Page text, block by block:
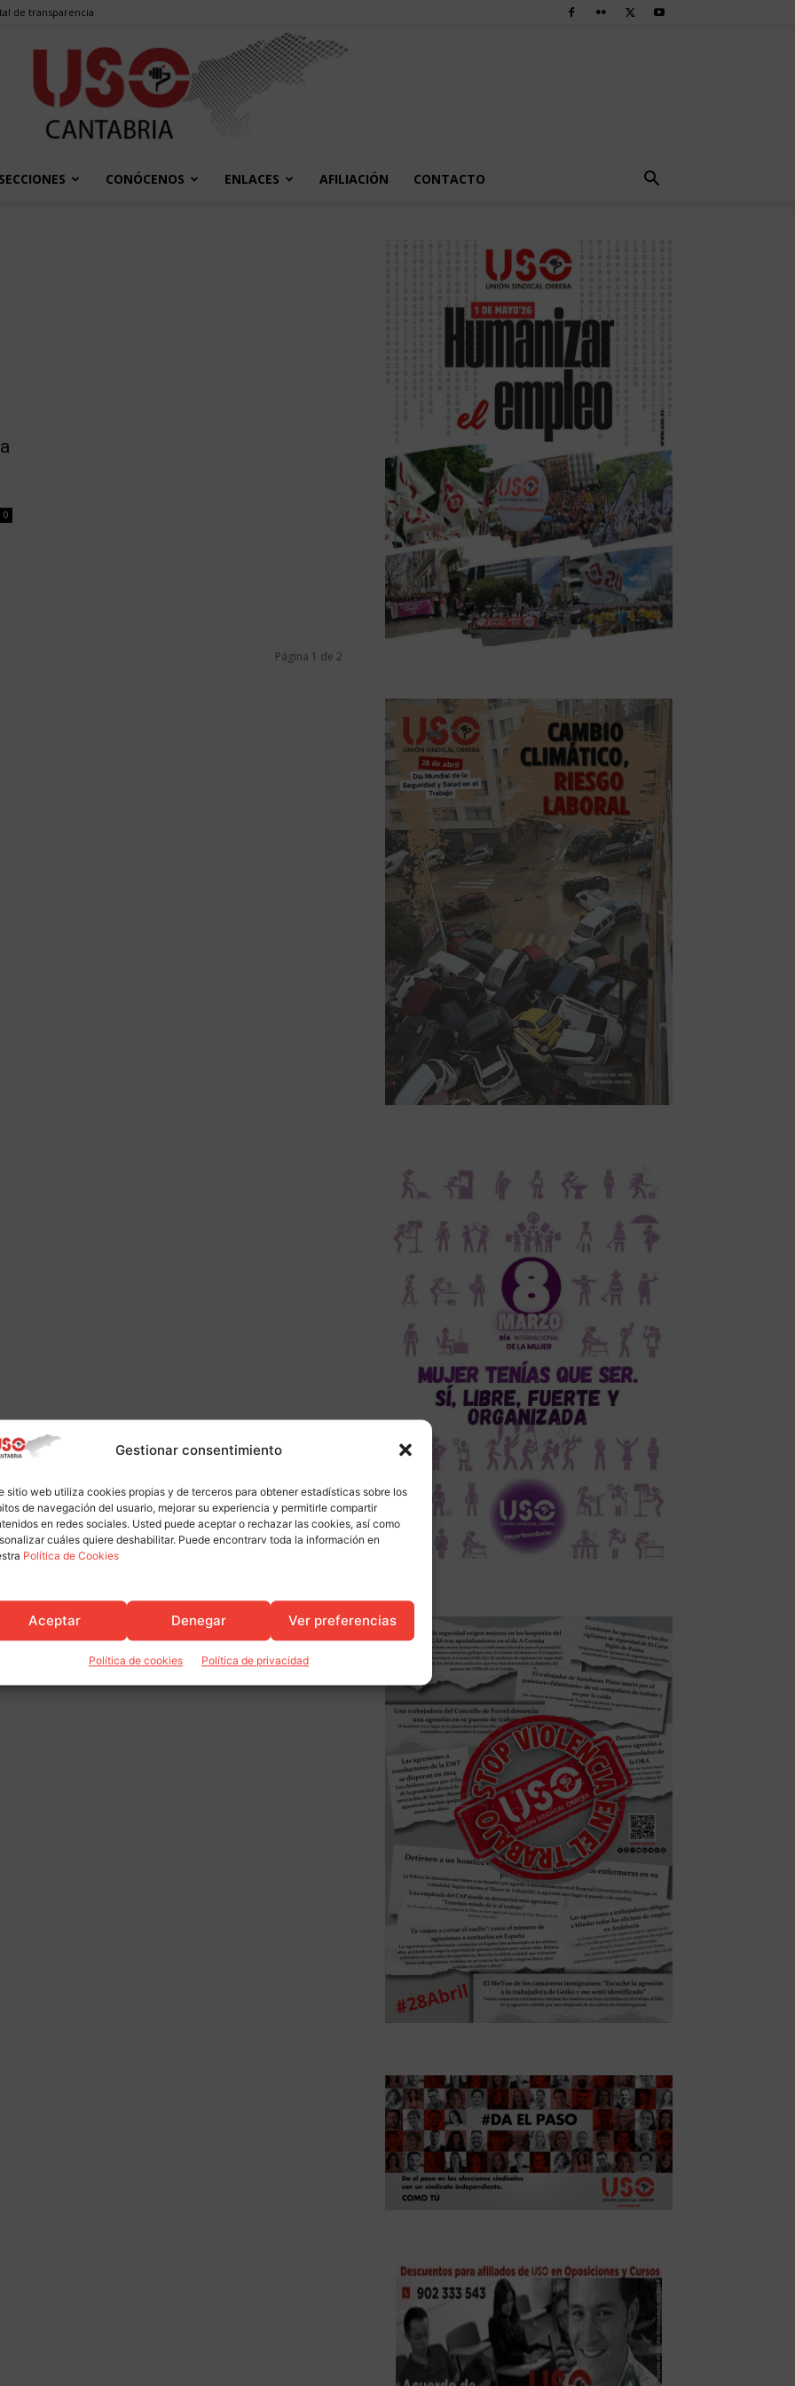
Gestionar consentimiento
sitio web utiliza cookies propias y de terceros para obtener estadísticas sobre los
de navegación del usuario, mejorar su experiencia y permitirle compartir
en redes sociales. Usted puede aceptar o rechazar las cookies, así como
cuáles quiere deshabilitar. Puede encontrarv toda la información en
Política de Cookies
Aceptar Denegar Ver preferencias
Política de cookies Política de privacidad
de transparencia
SECCIONES CONÓCENOS ENLACES AFILIACIÓN CONTACTO
0
Página 1 de 2